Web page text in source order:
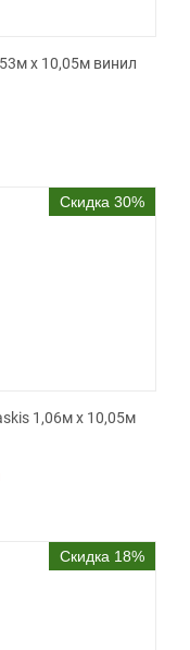
x 10,05м винил
Скидка 30%
1,06м х 10,05м
Скидка 18%